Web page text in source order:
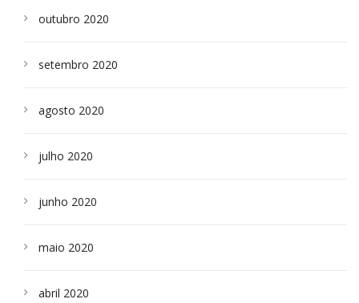
outubro 2020
setembro 2020
agosto 2020
julho 2020
junho 2020
maio 2020
abril 2020